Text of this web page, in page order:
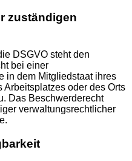
zuständigen
DSGVO steht den
bei einer
in dem Mitgliedstaat ihres
oder des Orts
Das Beschwerderecht
verwaltungsrechtlicher